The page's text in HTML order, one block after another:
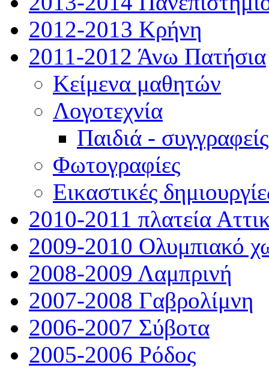
2012-2013 Κρήνη
2011-2012 Άνω Πατήσια
Κείμενα μαθητών
Λογοτεχνία
Παιδιά - συγγραφείς
Φωτογραφίες
Εικαστικές
2010-2011 πλατεία
2009-2010 Ολυμπιακό
2008-2009 Λαμπρινή
2007-2008 Γαβρολίμνη
2006-2007 Σύβοτα
2005-2006 Ρόδος